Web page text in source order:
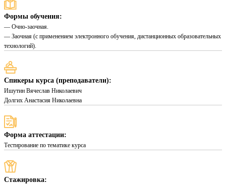
Формы обучения:
— Очно-заочная.
— Заочная (с применением электронного обучения, дистанционных образовательных
технологий).
Спикеры курса (преподаватели):
Ишутин Вячеслав Николаевич
Долгих Анастасия Николаевна
Форма аттестации:
Тестирование по тематике курса
Стажировка: